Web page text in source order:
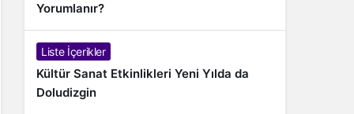
Yorumlanır?
Liste İçerikler
Kültür Sanat Etkinlikleri Yeni Yılda da
Doludizgin